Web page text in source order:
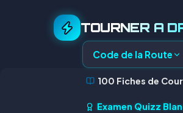
TOURNER A
Code de la Route
100 Fiches de
Examen Quizz